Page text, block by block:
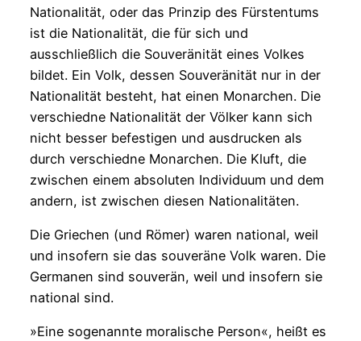
Nationalität, oder das Prinzip des Fürstentums
ist die Nationalität, die für sich und
ausschließlich die Souveränität eines Volkes
bildet. Ein Volk, dessen Souveränität nur in der
Nationalität besteht, hat einen Monarchen. Die
verschiedne Nationalität der Völker kann sich
nicht besser befestigen und ausdrucken als
durch verschiedne Monarchen. Die Kluft, die
zwischen einem absoluten Individuum und dem
andern, ist zwischen diesen Nationalitäten.
Die Griechen (und Römer) waren national, weil
und insofern sie das souveräne Volk waren. Die
Germanen sind souverän, weil und insofern sie
national sind.
»Eine sogenannte moralische Person«, heißt es